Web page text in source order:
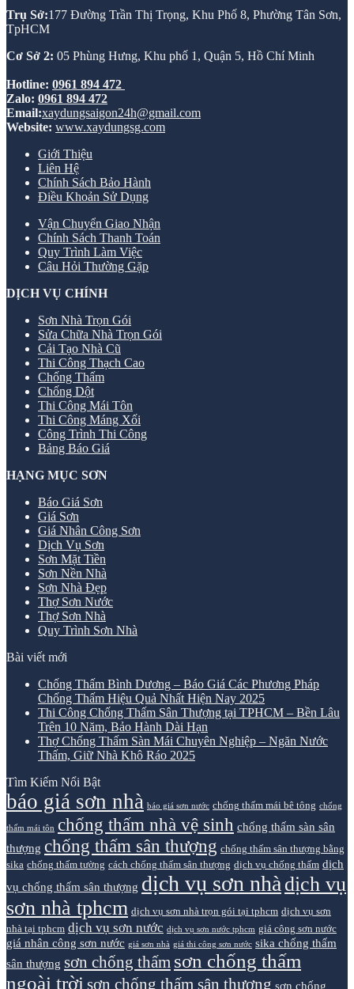
Trụ Sở:177 Đường Trần Thị Trọng, Khu Phố 8, Phường Tân Sơn,
TpHCM
Cơ Sở 2: 05 Phùng Hưng, Khu phố 1, Quận 5, Hồ Chí Minh
Hotline: 0961 894 472
Zalo: 0961 894 472
Email:xaydungsaigon24h@gmail.com
Website: www.xaydungsg.com
Giới Thiệu
Liên Hệ
Chính Sách Bảo Hành
Điều Khoản Sử Dụng
Vận Chuyển Giao Nhận
Chính Sách Thanh Toán
Quy Trình Làm Việc
Câu Hỏi Thường Gặp
DỊCH VỤ CHÍNH
Sơn Nhà Trọn Gói
Sửa Chữa Nhà Trọn Gói
Cải Tạo Nhà Cũ
Thi Công Thạch Cao
Chống Thấm
Chống Dột
Thi Công Mái Tôn
Thi Công Máng Xối
Công Trình Thi Công
Bảng Báo Giá
HẠNG MỤC SƠN
Báo Giá Sơn
Giá Sơn
Giá Nhân Công Sơn
Dịch Vụ Sơn
Sơn Mặt Tiền
Sơn Nền Nhà
Sơn Nhà Đẹp
Thợ Sơn Nước
Thợ Sơn Nhà
Quy Trình Sơn Nhà
Bài viết mới
Chống Thấm Bình Dương – Báo Giá Các Phương Pháp
Chống Thấm Hiệu Quả Nhất Hiện Nay 2025
Thi Công Chống Thấm Sân Thượng tại TPHCM – Bền Lâu
Trên 10 Năm, Bảo Hành Dài Hạn
Thợ Chống Thấm Sàn Mái Chuyên Nghiệp – Ngăn Nước
Thấm, Giữ Nhà Khô Ráo 2025
Tìm Kiếm Nổi Bật
báo giá sơn nhà báo giá sơn nước chống thấm mái bê tông chống
thấm mái tôn chống thấm nhà vệ sinh chống thấm sàn sân
thượng chống thấm sân thượng chống thấm sân thượng bằng
sika chống thấm tường cách chống thấm sân thượng dịch vụ chống thấm dịch
vụ chống thấm sân thượng dịch vụ sơn nhà dịch vụ
sơn nhà tphcm dịch vụ sơn nhà trọn gói tại tphcm dịch vụ sơn
nhà tại tphcm dịch vụ sơn nước dịch vụ sơn nước tphcm giá công sơn nước
giá nhân công sơn nước giá sơn nhà giá thi công sơn nước sika chống thấm
sân thượng sơn chống thấm sơn chống thấm
ngoài trời sơn chống thấm sân thượng sơn chống